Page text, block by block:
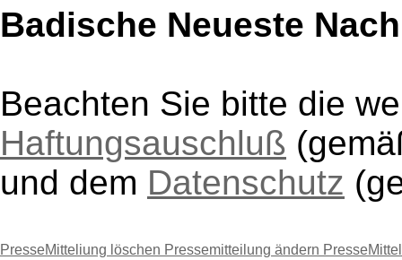
Badische Neueste
Beachten Sie bitte die
Haftungsauschluß
und dem Datenschutz
PresseMitteliung löschen Pressemitteilung ändern